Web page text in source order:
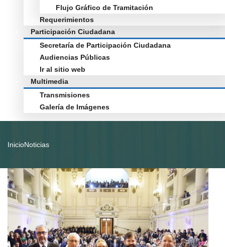
Flujo Gráfico de Tramitación
Requerimientos
Participación Ciudadana
Secretaría de Participación Ciudadana
Audiencias Públicas
Ir al sitio web
Multimedia
Transmisiones
Galería de Imágenes
InicioNoticias